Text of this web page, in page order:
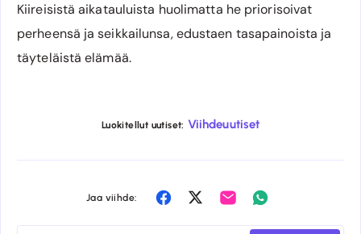
Kiireisistä aikatauluista huolimatta he priorisoivat
perheensä ja seikkailunsa, edustaen tasapainoista ja
täyteläistä elämää.
Luokitellut uutiset: Viihdeuutiset
Jaa viihde:
Share Share Share